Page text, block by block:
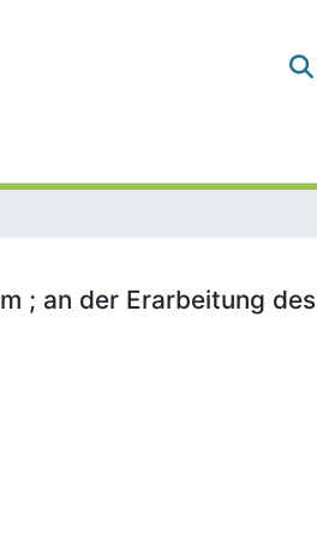
; an der Erarbeitung des